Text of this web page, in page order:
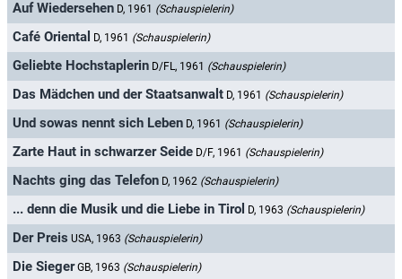
Auf Wiedersehen D, 1961 (Schauspielerin)
Café Oriental D, 1961 (Schauspielerin)
Geliebte Hochstaplerin D/FL, 1961 (Schauspielerin)
Das Mädchen und der Staatsanwalt D, 1961 (Schauspielerin)
Und sowas nennt sich Leben D, 1961 (Schauspielerin)
Zarte Haut in schwarzer Seide D/F, 1961 (Schauspielerin)
Nachts ging das Telefon D, 1962 (Schauspielerin)
... denn die Musik und die Liebe in Tirol D, 1963 (Schauspielerin)
Der Preis USA, 1963 (Schauspielerin)
Die Sieger GB, 1963 (Schauspielerin)